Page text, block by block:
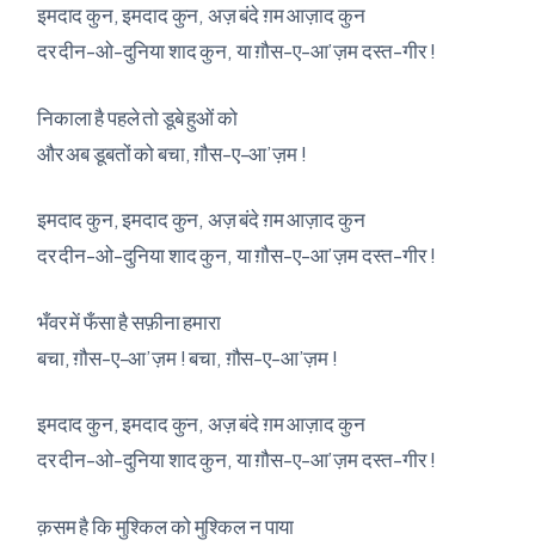
इमदाद कुन, इमदाद कुन, अज़ बंदे ग़म आज़ाद कुन
दर दीन-ओ-दुनिया शाद कुन, या ग़ौस-ए-आ’ज़म दस्त-गीर !
निकाला है पहले तो डूबे हुओं को
और अब डूबतों को बचा, ग़ौस-ए-आ’ज़म !
इमदाद कुन, इमदाद कुन, अज़ बंदे ग़म आज़ाद कुन
दर दीन-ओ-दुनिया शाद कुन, या ग़ौस-ए-आ’ज़म दस्त-गीर !
भँवर में फँसा है सफ़ीना हमारा
बचा, ग़ौस-ए-आ’ज़म ! बचा, ग़ौस-ए-आ’ज़म !
इमदाद कुन, इमदाद कुन, अज़ बंदे ग़म आज़ाद कुन
दर दीन-ओ-दुनिया शाद कुन, या ग़ौस-ए-आ’ज़म दस्त-गीर !
क़सम है कि मुश्किल को मुश्किल न पाया